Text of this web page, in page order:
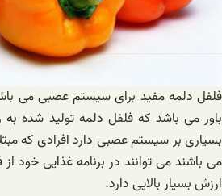
فلفل دلمه مفید برای سیستم عصبی می
باور می باشد که فلفل دلمه تولید شده به
بسیاری بر سیستم عصبی دارد افرادی که
می باشند می توانند در برنامه غذایی خود
ارزش بسیار بالایی دارد.